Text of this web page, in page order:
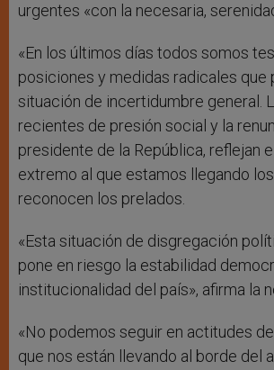
urgentes «con la necesaria,
«En los últimos días todos somos
posiciones y medidas radicales que
situación de incertidumbre general.
recientes de presión social y la
presidente de la República, reflejan
extremo al que estamos llegando
reconocen los prelados.
«Esta situación de disgregación
pone en riesgo la estabilidad
institucionalidad del país», afirma la
«No podemos seguir en actitudes
que nos están llevando al borde del